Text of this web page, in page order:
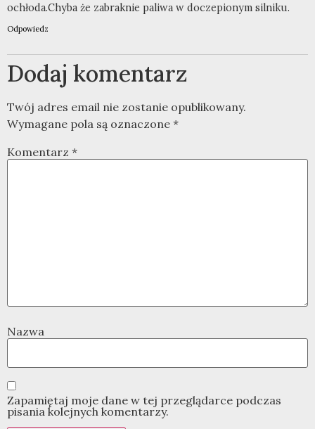
ochłoda.Chyba że zabraknie paliwa w doczepionym silniku.
Odpowiedz
Dodaj komentarz
Twój adres email nie zostanie opublikowany.
Wymagane pola są oznaczone *
Komentarz *
Nazwa
Zapamiętaj moje dane w tej przeglądarce podczas
pisania kolejnych komentarzy.